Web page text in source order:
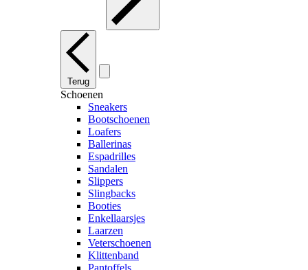
Terug
Schoenen
Sneakers
Bootschoenen
Loafers
Ballerinas
Espadrilles
Sandalen
Slippers
Slingbacks
Booties
Enkellaarsjes
Laarzen
Veterschoenen
Klittenband